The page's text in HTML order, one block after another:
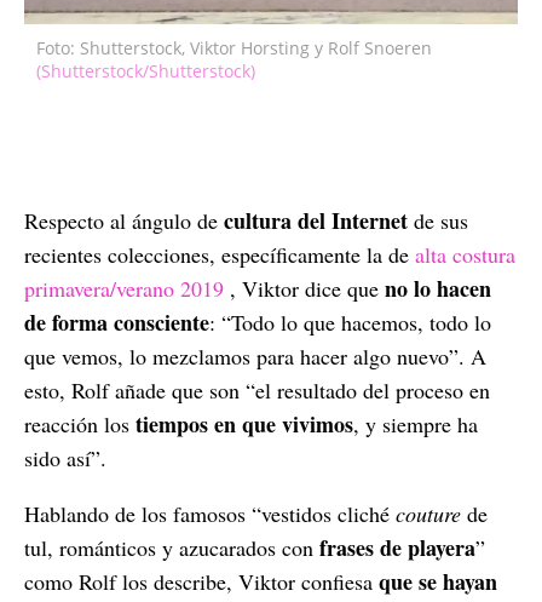
Foto: Shutterstock, Viktor Horsting y Rolf Snoeren
(Shutterstock/Shutterstock)
Respecto al ángulo de cultura del Internet de sus
recientes colecciones, específicamente la de alta costura
primavera/verano 2019 , Viktor dice que no lo hacen
de forma consciente: “Todo lo que hacemos, todo lo
que vemos, lo mezclamos para hacer algo nuevo”. A
esto, Rolf añade que son “el resultado del proceso en
reacción los tiempos en que vivimos, y siempre ha
sido así”.
Hablando de los famosos “vestidos cliché couture de
tul, románticos y azucarados con frases de playera”
como Rolf los describe, Viktor confiesa que se hayan